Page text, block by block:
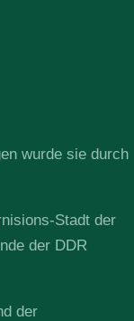
wurde sie durch
Stadt der
der DDR
der